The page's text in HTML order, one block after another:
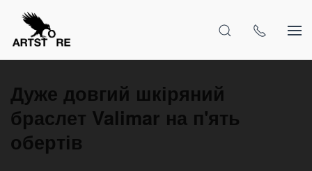
Дуже довгий шкіряний
браслет Valimar на п'ять
обертів